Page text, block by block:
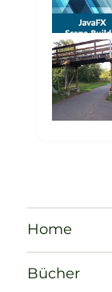
Home
Bücher